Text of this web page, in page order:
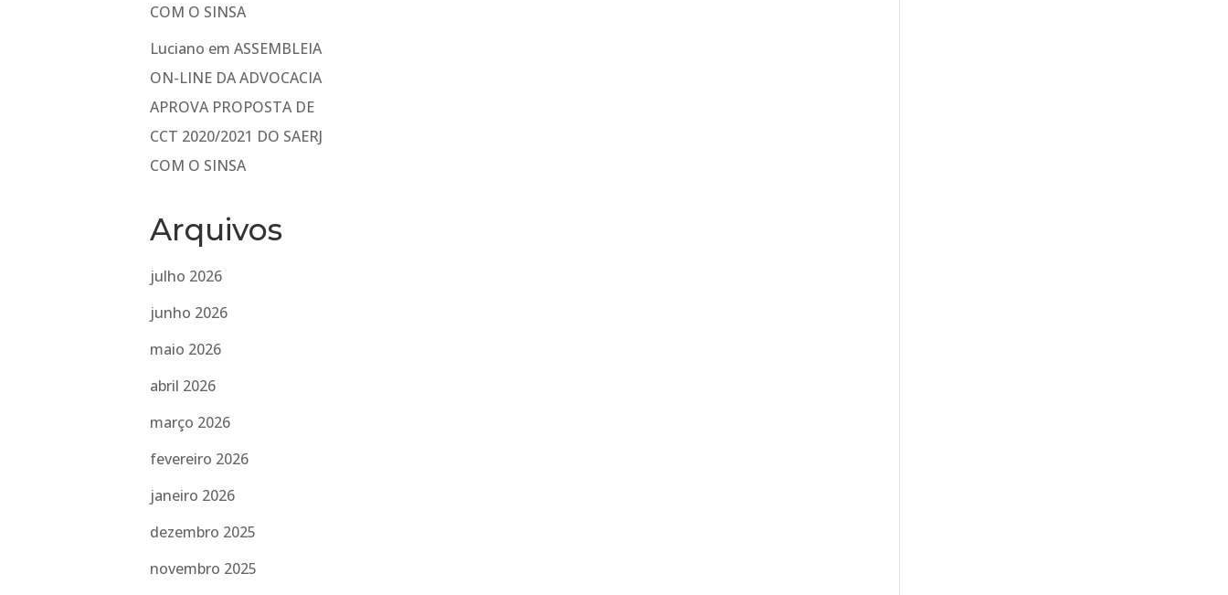
COM O SINSA
Luciano emASSEMBLEIA
ON-LINE DA ADVOCACIA
APROVA PROPOSTA DE
CCT 2020/2021 DO SAERJ
COM O SINSA
Arquivos
julho 2026
junho 2026
maio 2026
abril 2026
março 2026
fevereiro 2026
janeiro 2026
dezembro 2025
novembro 2025